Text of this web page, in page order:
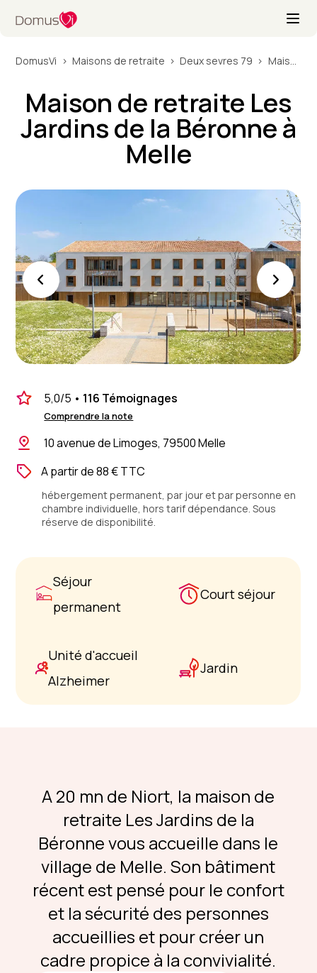
DomusVi Maisons de retraite Deux sevres 79 Maison de retraite Les Jardins de la Béronne à Melle
Maison de retraite Les
Jardins de la Béronne à
Melle
5,0/5 • 116 Témoignages
Comprendre la note
10 avenue de Limoges, 79500 Melle
A partir de 88 € TTC
hébergement permanent, par jour et par personne en
chambre individuelle, hors tarif dépendance. Sous
réserve de disponibilité.
Séjour
permanent
Court séjour
Unité d'accueil
Alzheimer
Jardin
A 20 mn de Niort, la maison de
retraite Les Jardins de la
Béronne vous accueille dans le
village de Melle. Son bâtiment
récent est pensé pour le confort
et la sécurité des personnes
accueillies et pour créer un
cadre propice à la convivialité.